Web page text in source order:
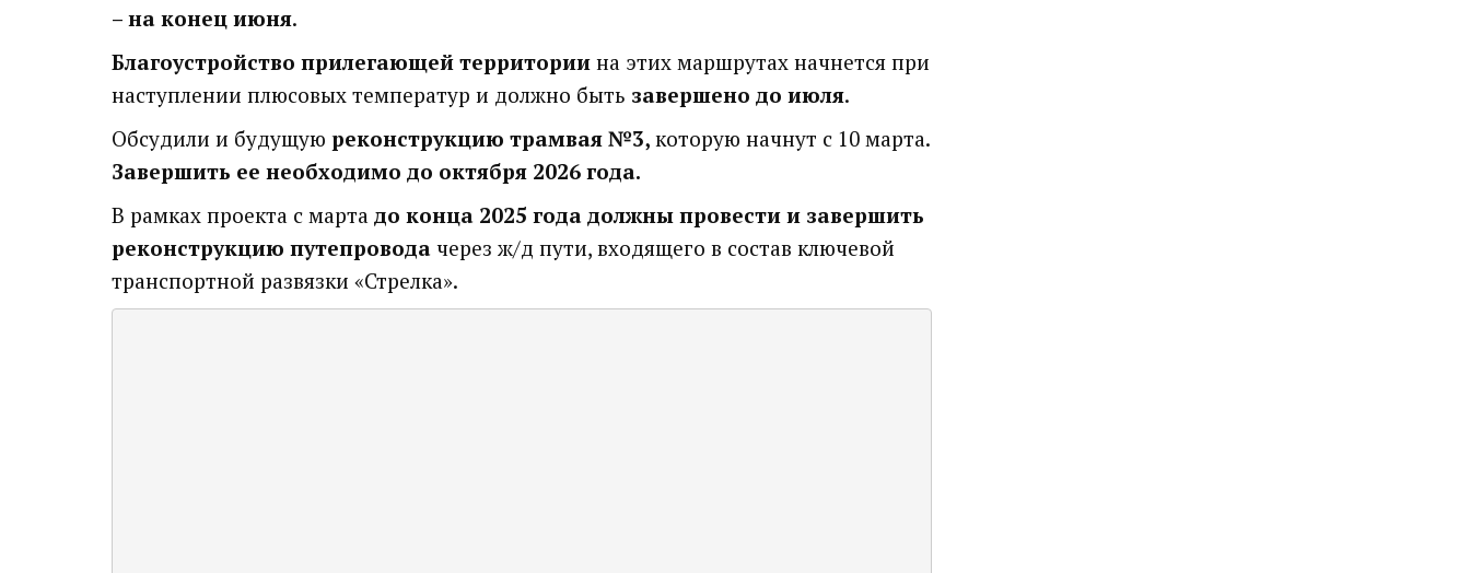
– на конец июня.
Благоустройство прилегающей территории на этих маршрутах начнется при
наступлении плюсовых температур и должно быть завершено до июля.
Обсудили и будущую реконструкцию трамвая №3, которую начнут с 10 марта.
Завершить ее необходимо до октября 2026 года.
В рамках проекта с марта до конца 2025 года должны провести и завершить
реконструкцию путепровода через ж/д пути, входящего в состав ключевой
транспортной развязки «Стрелка».